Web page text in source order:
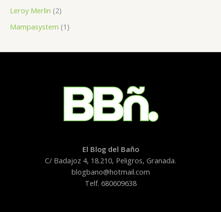
Leroy Merlin (2)
Mampasystem (1)
El Blog del Baño
C/ Badajoz 4, 18.210, Peligros, Granada.
blogbano@hotmail.com
Telf. 680609638